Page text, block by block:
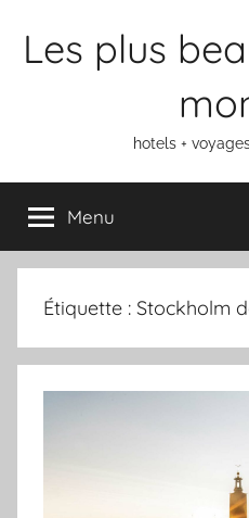
Les plus
hotels +
Menu
Étiquette : Stockholm